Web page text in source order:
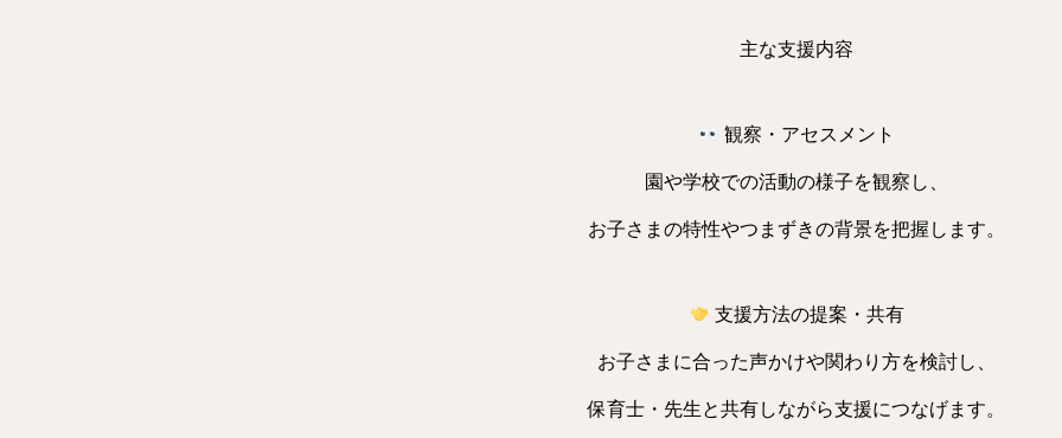
主な支援内容
観察・アセスメント
園や学校での活動の様子を観察し、
お子さまの特性やつまずきの背景を把握します。
支援方法の提案・共有
お子さまに合った声かけや関わり方を検討し、
保育士・先生と共有しながら支援につなげます。